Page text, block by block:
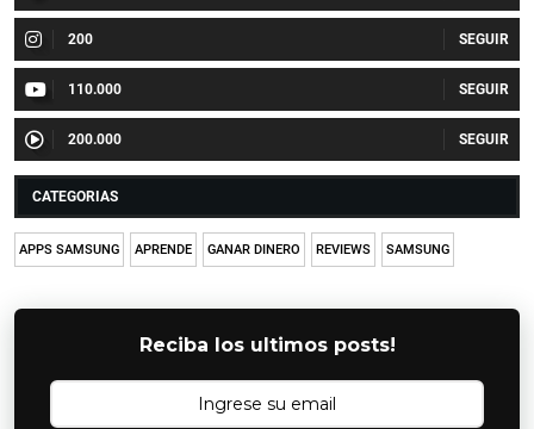
200
110.000
200.000
CATEGORIAS
APPS SAMSUNG APRENDE GANAR DINERO REVIEWS SAMSUNG
Reciba los ultimos posts!